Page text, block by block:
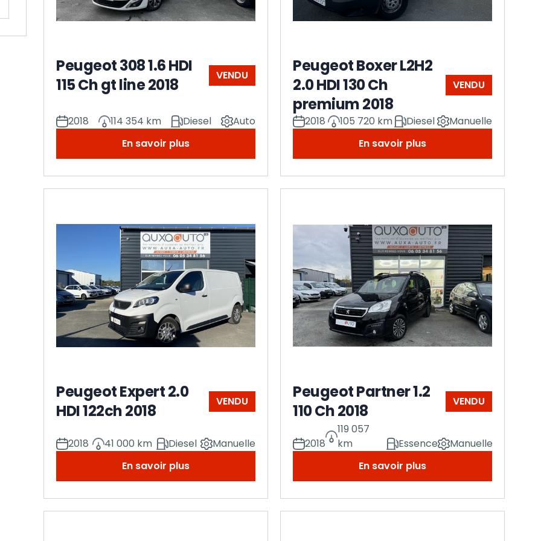
Peugeot 308 1.6 HDI
115 Ch gt line 2018
VENDU
2018 114 354 km Diesel
Auto
En savoir plus
Peugeot Boxer L2H2
2.0 HDI 130 Ch
premium 2018
VENDU
2018 105 720 km Diesel
Manuelle
En savoir plus
Peugeot Expert 2.0
HDI 122ch 2018
VENDU
2018 41 000 km Diesel
Manuelle
En savoir plus
Peugeot Partner 1.2
110 Ch 2018
VENDU
2018
119 057
km
Essence
Manuelle
En savoir plus